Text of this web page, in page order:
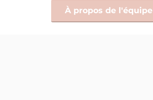
À propos de l'équipe